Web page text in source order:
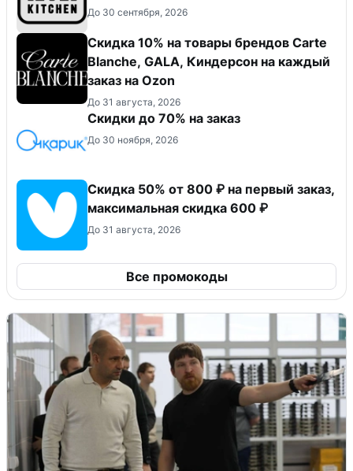
До 30 сентября, 2026
Скидка 10% на товары брендов Carte
Blanche, GALA, Киндерсон на каждый
заказ на Оzon
До 31 августа, 2026
Скидки до 70% на заказ
До 30 ноября, 2026
Скидка 50% от 800 ₽ на первый заказ,
максимальная скидка 600 ₽
До 31 августа, 2026
Все промокоды